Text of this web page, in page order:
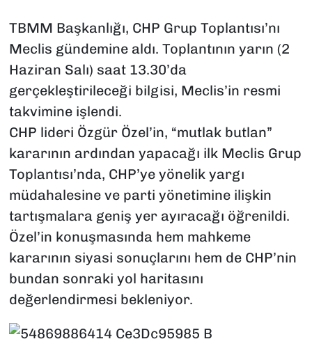
TBMM Başkanlığı, CHP Grup Toplantısı’nı
Meclis gündemine aldı. Toplantının yarın (2
Haziran Salı) saat 13.30’da
gerçekleştirileceği bilgisi, Meclis’in resmi
takvimine işlendi.
CHP lideri Özgür Özel’in, “mutlak butlan”
kararının ardından yapacağı ilk Meclis Grup
Toplantısı’nda, CHP’ye yönelik yargı
müdahalesine ve parti yönetimine ilişkin
tartışmalara geniş yer ayıracağı öğrenildi.
Özel’in konuşmasında hem mahkeme
kararının siyasi sonuçlarını hem de CHP’nin
bundan sonraki yol haritasını
değerlendirmesi bekleniyor.